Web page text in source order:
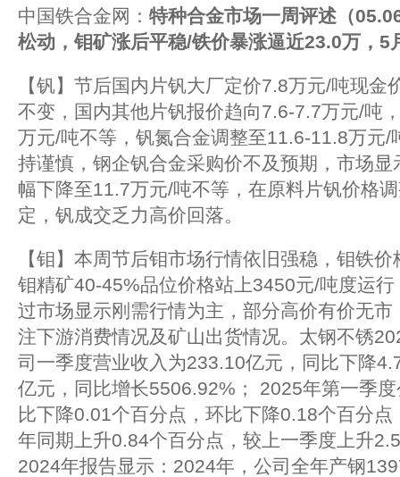
中国铁合金网： 特种合金市场一周评述（
松动，钼矿涨后平稳/铁价暴涨逼近23.0万， 5
【钒】节后国内片钒大厂定价7.8万元/吨现
不变，国内其他片钒报价趋向7.6-7.7万元/吨
万元/吨不等，钒氮合金调整至11.6-11.8万元/
持谨慎，钢企钒合金采购价不及预期，市场
幅下降至11.7万元/吨不等，在原料片钒价格
定，钒成交乏力高价回落。
【钼】本周节后钼市场行情依旧强稳，钼铁
钼精矿40-45%品位价格站上3450元/吨度运
过市场显示刚需行情为主，部分高价有价无
注下游消费情况及矿山出货情况。太钢不锈
司一季度营业收入为233.10亿元，同比下降
亿元，同比增长5506.92%； 2025年第一季
比下降0.01个百分点，环比下降0.18个百分
年同期上升0.84个百分点，较上一季度上升
2024年报告显示：2024年，公司全年产钢